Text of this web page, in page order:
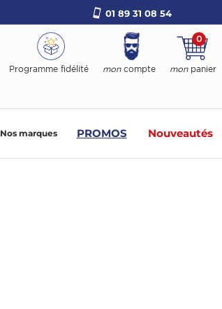
01 89 31 08 54
Programme fidélité mon compte mon panier
0
Nos marques PROMOS Nouveautés